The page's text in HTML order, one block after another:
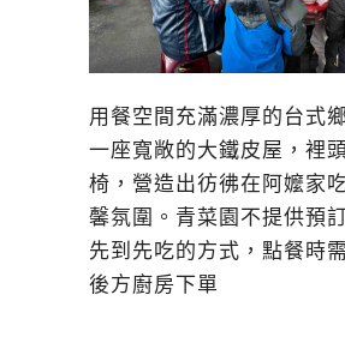
用餐空間充滿濃厚的台式
一座寬敞的大鐵皮屋，裡
椅，營造出彷彿在阿嬤家
馨氛圍。青菜園不提供預
先到先吃的方式，點餐時
後方廚房下單